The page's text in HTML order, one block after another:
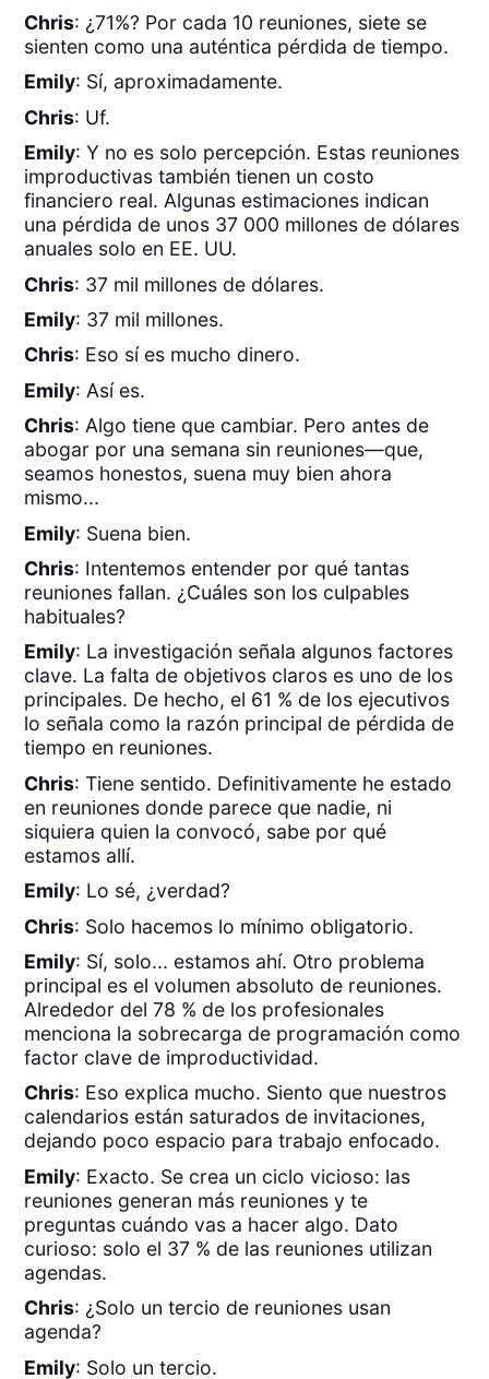
Chris: ¿71%? Por cada 10 reuniones, siete se
sienten como una auténtica pérdida de tiempo.
Emily: Sí, aproximadamente.
Chris: Uf.
Emily: Y no es solo percepción. Estas reuniones
improductivas también tienen un costo
financiero real. Algunas estimaciones indican
una pérdida de unos 37 000 millones de dólares
anuales solo en EE. UU.
Chris: 37 mil millones de dólares.
Emily: 37 mil millones.
Chris: Eso sí es mucho dinero.
Emily: Así es.
Chris: Algo tiene que cambiar. Pero antes de
abogar por una semana sin reuniones—que,
seamos honestos, suena muy bien ahora
mismo...
Emily: Suena bien.
Chris: Intentemos entender por qué tantas
reuniones fallan. ¿Cuáles son los culpables
habituales?
Emily: La investigación señala algunos factores
clave. La falta de objetivos claros es uno de los
principales. De hecho, el 61 % de los ejecutivos
lo señala como la razón principal de pérdida de
tiempo en reuniones.
Chris: Tiene sentido. Definitivamente he estado
en reuniones donde parece que nadie, ni
siquiera quien la convocó, sabe por qué
estamos allí.
Emily: Lo sé, ¿verdad?
Chris: Solo hacemos lo mínimo obligatorio.
Emily: Sí, solo... estamos ahí. Otro problema
principal es el volumen absoluto de reuniones.
Alrededor del 78 % de los profesionales
menciona la sobrecarga de programación como
factor clave de improductividad.
Chris: Eso explica mucho. Siento que nuestros
calendarios están saturados de invitaciones,
dejando poco espacio para trabajo enfocado.
Emily: Exacto. Se crea un ciclo vicioso: las
reuniones generan más reuniones y te
preguntas cuándo vas a hacer algo. Dato
curioso: solo el 37 % de las reuniones utilizan
agendas.
Chris: ¿Solo un tercio de reuniones usan
agenda?
Emily: Solo un tercio.